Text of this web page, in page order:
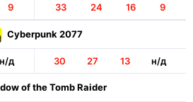
9 33 24 16 9
Cyberpunk 2077
н/д 30 27 13 н/д
of the Tomb Raider